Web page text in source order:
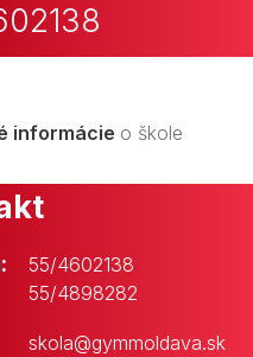
informácie o škole
55/4602138
55/4898282
skola@gymmoldava.sk